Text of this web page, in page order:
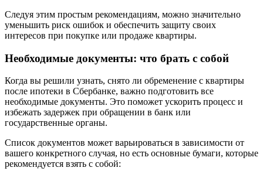
Следуя этим простым рекомендациям, можно значительно
уменьшить риск ошибок и обеспечить защиту своих
интересов при покупке или продаже квартиры.
Необходимые документы: что брать с собой
Когда вы решили узнать, снято ли обременение с квартиры
после ипотеки в Сбербанке, важно подготовить все
необходимые документы. Это поможет ускорить процесс и
избежать задержек при обращении в банк или
государственные органы.
Список документов может варьироваться в зависимости от
вашего конкретного случая, но есть основные бумаги, которые
рекомендуется взять с собой: